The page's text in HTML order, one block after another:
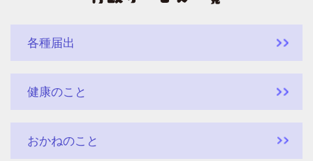
各種届出
健康のこと
おかねのこと